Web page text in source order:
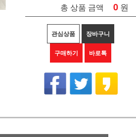
총 상품 금액 0 원
관심상품 장바구니
구매하기 바로톡